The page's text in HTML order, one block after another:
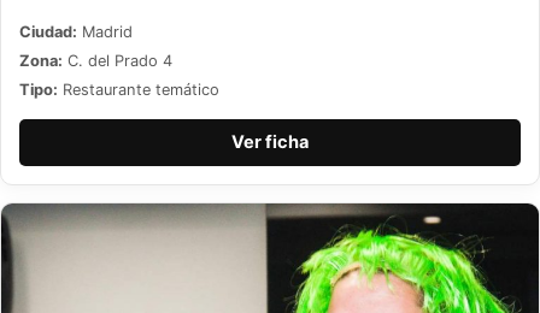
Ciudad: Madrid
Zona: C. del Prado 4
Tipo: Restaurante temático
Ver ficha